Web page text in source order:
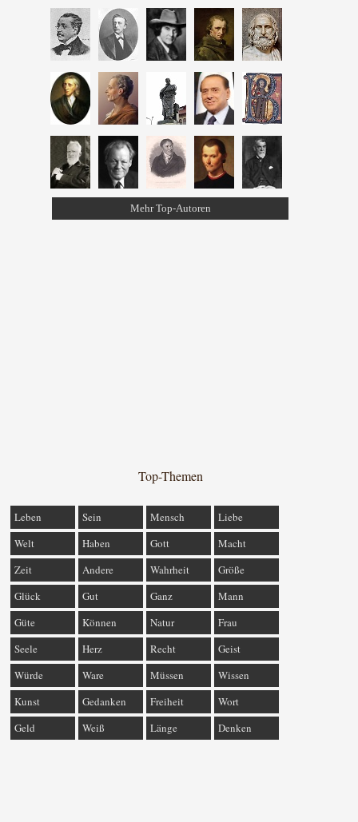
Mehr Top-Autoren
Top-Themen
Leben Sein Mensch
Liebe
Welt
Haben Gott
Macht
Zeit
Andere Wahrheit
Größe
Glück
Gut Ganz
Mann
Güte
Können Natur
Frau
Seele
Herz Recht
Geist
Würde
Ware Müssen
Wissen
Kunst
Gedanken Freiheit
Wort
Geld
Weiß Länge Denken